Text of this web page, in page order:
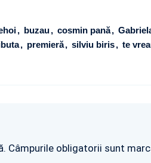
buzau cosmin pană
premieră silviu biris te
Câmpurile obligatorii sunt